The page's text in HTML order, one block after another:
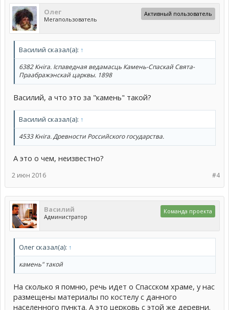
Олег
Мегапользователь
Активный пользователь
Василий сказал(а): ↑
6382 Кніга. Іспаведная ведамасць Камень-Спаскай Свята-
Праабражэнскай царквы. 1898
Василий, а что это за "камень" такой?
Василий сказал(а): ↑
4533 Кніга. Древности Российского государства.
А это о чем, неизвестно?
#4
2 июн 2016
Василий
Администратор
Команда проекта
Олег сказал(а): ↑
камень" такой
На сколько я помню, речь идет о Спасском храме, у нас
размещены материалы по костелу с данного
населенного пункта. А это церковь с этой же деревни.